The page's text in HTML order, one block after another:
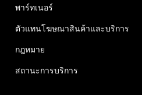
พาร์ทเนอร์
ตัวแทนโฆษณาสินค้าและบริการ
กฎหมาย
สถานะการบริการ